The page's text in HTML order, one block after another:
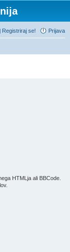
Prijava
Registriraj se!
HTMLja ali BBCode.